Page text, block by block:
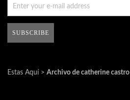
Estas Aquí > Archivo de catherine castro